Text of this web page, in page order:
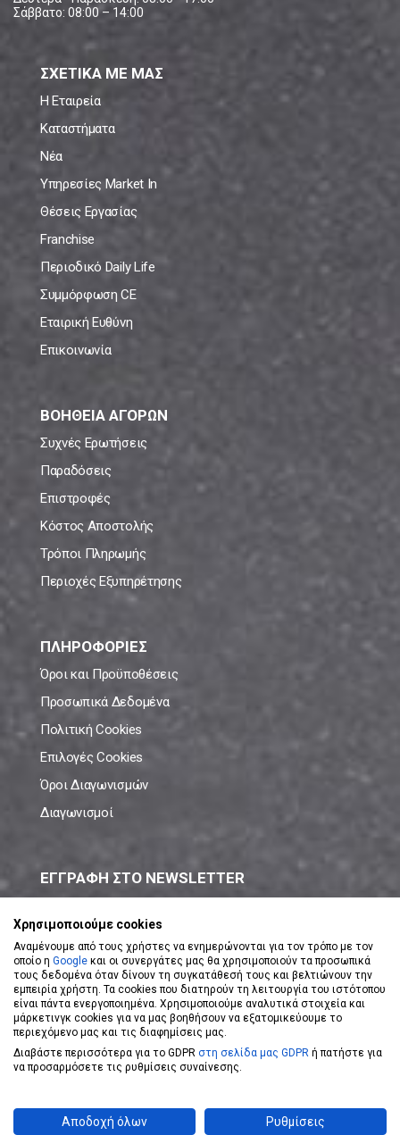
Σάββατο: 08:00 – 14:00
ΣΧΕΤΙΚΑ ΜΕ ΜΑΣ
Η Εταιρεία
Καταστήματα
Νέα
Υπηρεσίες Market In
Θέσεις Εργασίας
Franchise
Περιοδικό Daily Life
Συμμόρφωση CE
Εταιρική Ευθύνη
Επικοινωνία
ΒΟΗΘΕΙΑ ΑΓΟΡΩΝ
Συχνές Ερωτήσεις
Παραδόσεις
Επιστροφές
Κόστος Αποστολής
Τρόποι Πληρωμής
Περιοχές Εξυπηρέτησης
ΠΛΗΡΟΦΟΡΙΕΣ
Όροι και Προϋποθέσεις
Προσωπικά Δεδομένα
Πολιτική Cookies
Επιλογές Cookies
Όροι Διαγωνισμών
Διαγωνισμοί
ΕΓΓΡΑΦΗ ΣΤΟ NEWSLETTER
ΕΓΓΡΑΦΗ ΣΤΟ NEWSLETTER
Αποδέχομαι τουςΌρους Χρήσης
Powered byeShopKeyDesigned byKoolmetrix
Χρησιμοποιούμε cookies
Αναμένουμε από τους χρήστες να ενημερώνονται για τον τρόπο με τον
οποίο η Google και οι συνεργάτες μας θα χρησιμοποιούν τα προσωπικά
τους δεδομένα όταν δίνουν τη συγκατάθεσή τους και βελτιώνουν την
εμπειρία χρήστη. Τα cookies που διατηρούν τη λειτουργία του ιστότοπου
είναι πάντα ενεργοποιημένα. Χρησιμοποιούμε αναλυτικά στοιχεία και
μάρκετινγκ cookies για να μας βοηθήσουν να εξατομικεύουμε το
περιεχόμενο μας και τις διαφημίσεις μας.
Διαβάστε περισσότερα για το GDPR στη σελίδα μας GDPR ή πατήστε για
να προσαρμόσετε τις ρυθμίσεις συναίνεσης.
Αποδοχή όλων Ρυθμίσεις